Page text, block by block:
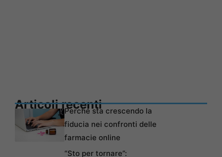
Articoli recentiPerché sta crescendo la
fiducia nei confronti delle
farmacie online
“Sto per tornare”: